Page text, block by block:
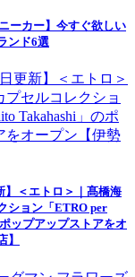
ーカー】今すぐ欲しい
ンド6選
】＜エトロ＞｜髙橋海
ション「ETRO per
ップアップストアをオ